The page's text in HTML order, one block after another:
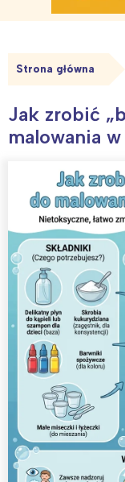
Strona główna
Jak zrobić
malowania